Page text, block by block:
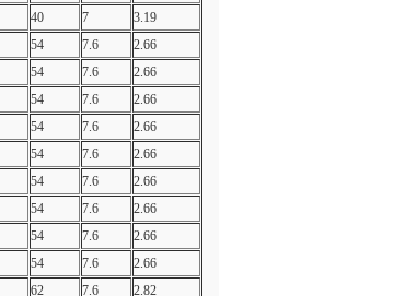
40 7 3.19
54 7.6
2.66
54 7.6
2.66
54 7.6
2.66
54 7.6
2.66
54 7.6
2.66
54 7.6
2.66
54 7.6
2.66
54 7.6
2.66
54 7.6 2.66
62 7.6
2.82